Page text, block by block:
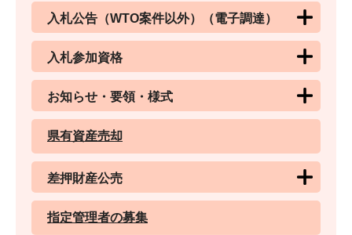
入札公告（WTO案件以外）（電子調達）
入札参加資格
お知らせ・要領・様式
県有資産売却
差押財産公売
指定管理者の募集